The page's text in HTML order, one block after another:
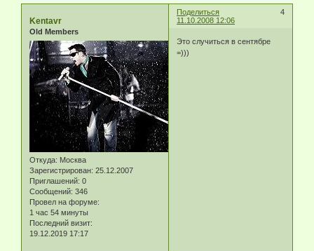
Поделиться
4
11.10.2008 12:06
Kentavr
Old Members
Откуда: Москва
Зарегистрирован: 25.12.2007
Приглашений: 0
Сообщений: 346
Провел на форуме:
1 час 54 минуты
Последний визит:
19.12.2019 17:17
Это случиться в сентябре
=)))